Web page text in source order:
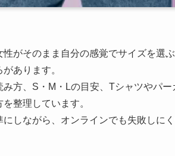
がそのまま自分の感覚でサイズを選
あります。
方、S・M・Lの目安、Tシャツやパ
整理しています。
しながら、オンラインでも失敗しに